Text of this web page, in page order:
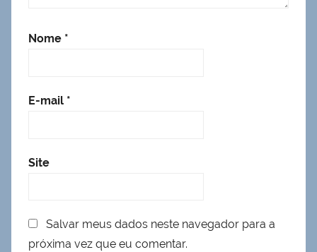
Nome *
E-mail *
Site
Salvar meus dados neste navegador para a
próxima vez que eu comentar.